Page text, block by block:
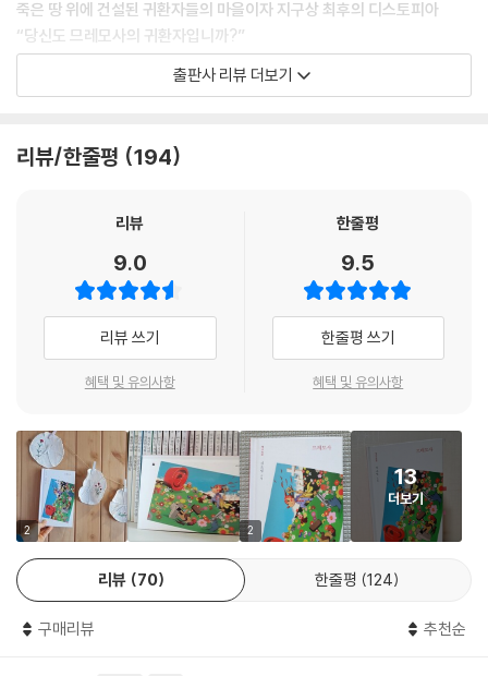
“꼭 그렇게 표현할 필요는 없겠지만, 비슷한 맥락이라고 할 수 있겠죠. 내
말이 불쾌합니까? 당신은 처음부터 다른 사람들이 므레모사를 대하는 태
도를 불편해하는 것 같더군요.”
--- pp.79~80
“도움을 베풀러 왔고, 구경하러 왔고, 비극을 목격하러 왔고, 또 회복을 목
죽은 땅 위에 건설된 귀환자들의 마을이자 지구상 최후의 디스토피아
“당신도 므레모사의 귀환자입니까?”
데뷔 이래 단편집 『우리가 빛의 속도로 갈 수 없다면』 『방금 떠나온 세계』,
리매김하고 있다. 특히 장애와 혐오, 소외되고 배제된 존재에 대한 사회적
식을 환상적이고 우주적인 세계로 풀어내며 대체 불가한 김초엽만의 소설
증식하는 폐허 도시의 미스터리를 파헤치다 고립될 위기에 처하는 등 다른
시공간의 이야기를 문제적 현실세계로 끌어와 독자들을 경이로운 순간으
로 이끈 바 있는 그는, 이번 신작 『므레모사』에서도 환지증에 시달리는 주
인공 유안을 내세워 외부에 공개되지 않았던 죽음의 땅 므레모사의 감춰진
진실과 예상을 뒤엎는 결말을 통해 독자들을 또 한 번 전율하게 한다.
유독성 화학물질의 대규모 유출 사고로 외부와 철저히 차단된 이르슐의 한
도시 므레모사. 유령과 좀비의 땅으로 불리던 그곳에 초대받은 유안과 다
섯 명의 방문객은 자신들이 그곳의 첫 방문객이 된 설렘을 감추지 못하지
만 여행 첫날 밤, 옆방에 투숙 중인 레오에게 놀라운 이야기를 들은 유안은
혼란스럽기만 하다.
귀환자들을 앞세워 환대하는 므레모사에 점점 마음을 뺐긴 방문객들은 각
자의 여행 목적은 잊은 채 그들의 함정에 빠지고, 유안은 모든 것을 극복하
그를 쉽사리 놓아주지 않는다.
출판사 리뷰 더보기
리뷰/한줄평 194
리뷰
9.0
리뷰 쓰기
혜택 및 유의사항
한줄평
9.5
한줄평 쓰기
혜택 및 유의사항
2 2
13
더보기
리뷰 70 한줄평 124
구매리뷰 추천순